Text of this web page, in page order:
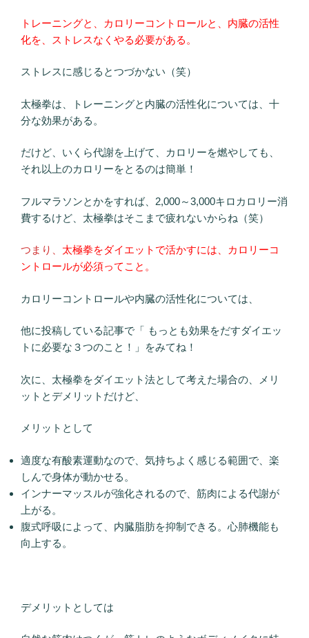
トレーニングと、カロリーコントロールと、内臓の活性
化を、ストレスなくやる必要がある。
ストレスに感じるとつづかない（笑）
太極拳は、トレーニングと内臓の活性化については、十
分な効果がある。
だけど、いくら代謝を上げて、カロリーを燃やしても、
それ以上のカロリーをとるのは簡単！
フルマラソンとかをすれば、2,000～3,000キロカロリー消
費するけど、太極拳はそこまで疲れないからね（笑）
つまり、 太極拳をダイエットで活かすには、カロリーコ
ントロールが必須ってこと。
カロリーコントロールや内臓の活性化については、
他に投稿している記事で「 もっとも効果をだすダイエッ
トに必要な３つのこと！」をみてね！
次に、太極拳をダイエット法として考えた場合の、メリ
ットとデメリットだけど、
メリットとして
適度な有酸素運動なので、気持ちよく感じる範囲で、楽
しんで身体が動かせる。
インナーマッスルが強化されるので、筋肉による代謝が
上がる。
腹式呼吸によって、内臓脂肪を抑制できる。心肺機能も
向上する。
デメリットとしては